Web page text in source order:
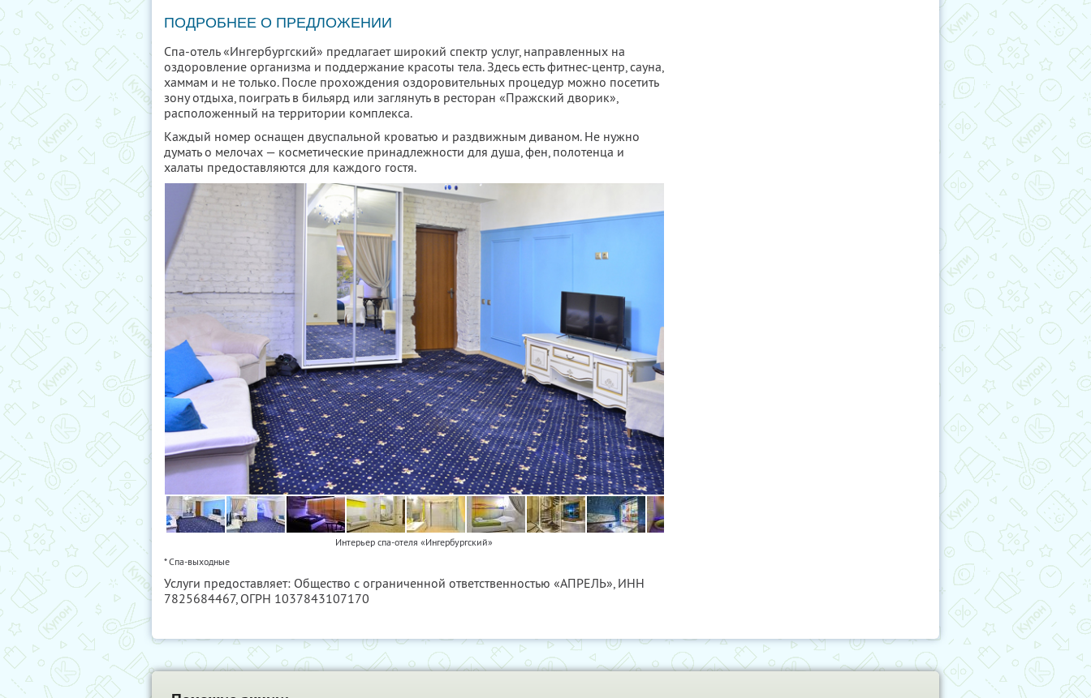
ПОДРОБНЕЕ О ПРЕДЛОЖЕНИИ
Спа-отель «Ингербургский» предлагает широкий спектр услуг, направленных на
оздоровление организма и поддержание красоты тела. Здесь есть фитнес-центр, сауна,
хаммам и не только. После прохождения оздоровительных процедур можно посетить
зону отдыха, поиграть в бильярд или заглянуть в ресторан «Пражский дворик»,
расположенный на территории комплекса.
Каждый номер оснащен двуспальной кроватью и раздвижным диваном. Не нужно
думать о мелочах — косметические принадлежности для душа, фен, полотенца и
халаты предоставляются для каждого гостя.
Интерьер спа-отеля «Ингербургский»
* Спа-выходные
Услуги предоставляет: Общество с ограниченной ответственностью «АПРЕЛЬ», ИНН
7825684467, ОГРН 1037843107170